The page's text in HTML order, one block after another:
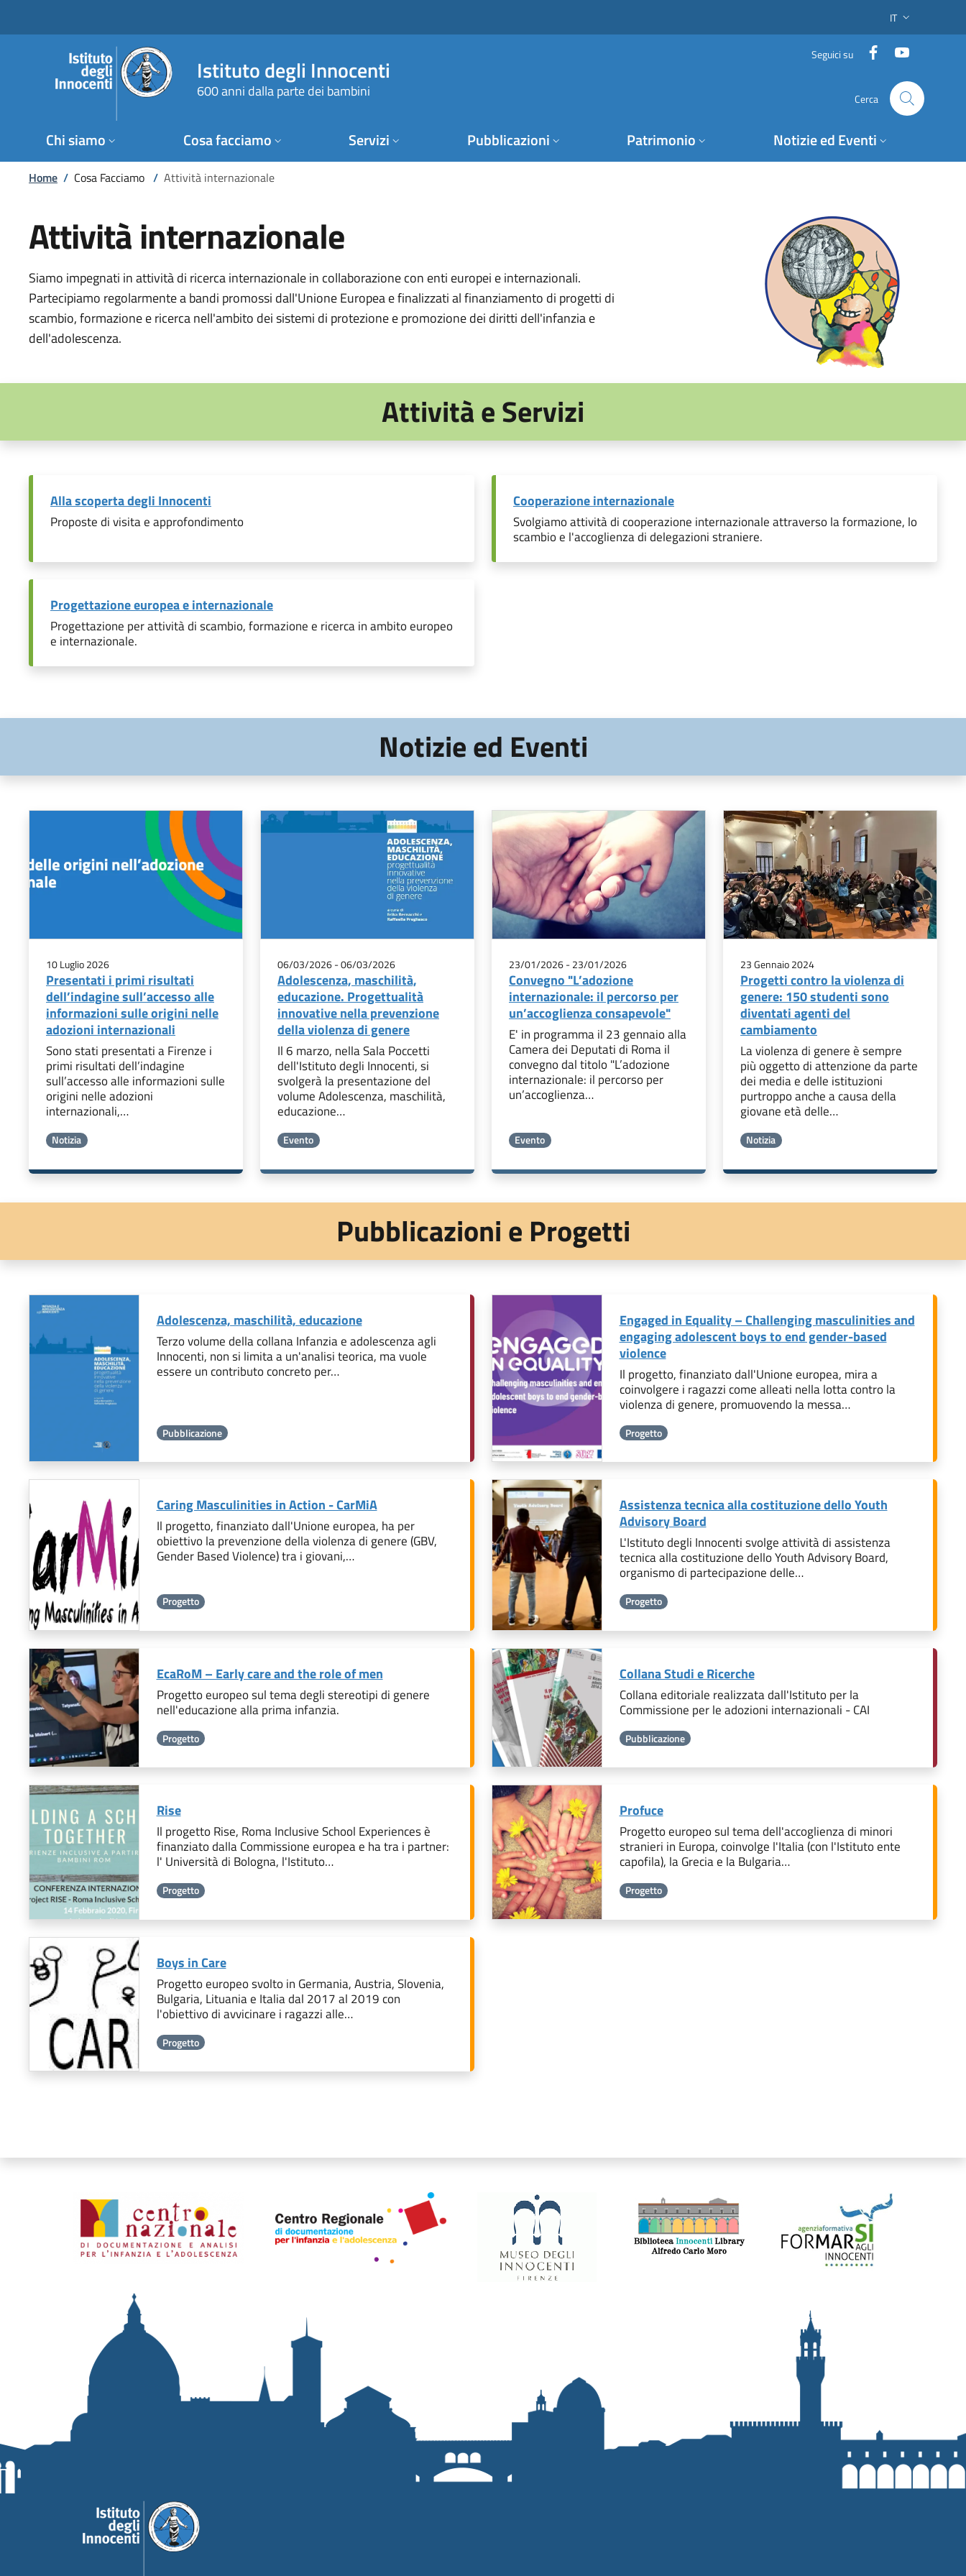
SELETTORE
IT
Istituto degli Innocenti
600 anni dalla parte dei bambini
Seguici su Facebook
Cerca
Chi siamo Cosa facciamo Servizi Pubblicazioni Patrimonio Notizie ed Eventi
Briciole di pane
Home / Cosa Facciamo / Attività internazionale
Attività internazionale
Siamo impegnati in attività di ricerca internazionale in collaborazione con enti europei e internazionali.
Partecipiamo regolarmente a bandi promossi dall'Unione Europea e finalizzati al finanziamento di progetti di
scambio, formazione e ricerca nell'ambito dei sistemi di protezione e promozione dei diritti dell'infanzia e
dell'adolescenza.
Attività e Servizi
Alla scoperta degli Innocenti
Proposte di visita e approfondimento
Cooperazione internazionale
Svolgiamo attività di cooperazione internazionale attraverso la formazione, lo
scambio e l'accoglienza di delegazioni straniere.
Progettazione europea e internazionale
Progettazione per attività di scambio, formazione e ricerca in ambito europeo
e internazionale.
Notizie ed Eventi
10 Luglio 2026
Presentati i primi risultati
dell’indagine sull’accesso alle
informazioni sulle origini nelle
adozioni internazionali
Sono stati presentati a Firenze i
primi risultati dell’indagine
sull’accesso alle informazioni sulle
origini nelle adozioni
internazionali,…
Notizia
06/03/2026-06/03/2026
Adolescenza, maschilità,
educazione. Progettualità
innovative nella prevenzione
della violenza di genere
Il 6 marzo, nella Sala Poccetti
dell'Istituto degli Innocenti, si
svolgerà la presentazione del
volume Adolescenza, maschilità,
educazione…
Evento
23/01/2026-23/01/2026
Convegno "L’adozione
internazionale: il percorso per
un’accoglienza consapevole"
E' in programma il 23 gennaio alla
Camera dei Deputati di Roma il
convegno dal titolo "L’adozione
internazionale: il percorso per
un’accoglienza…
Evento
23 Gennaio 2024
Progetti contro la violenza di
genere: 150 studenti sono
diventati agenti del
cambiamento
La violenza di genere è sempre
più oggetto di attenzione da parte
dei media e delle istituzioni
purtroppo anche a causa della
giovane età delle…
Notizia
Pubblicazioni e Progetti
Adolescenza, maschilità, educazione
Terzo volume della collana Infanzia e adolescenza agli
Innocenti, non si limita a un'analisi teorica, ma vuole
essere un contributo concreto per…
Pubblicazione
Engaged in Equality – Challenging masculinities and
engaging adolescent boys to end gender-based
violence
Il progetto, finanziato dall'Unione europea, mira a
coinvolgere i ragazzi come alleati nella lotta contro la
violenza di genere, promuovendo la messa…
Progetto
Caring Masculinities in Action - CarMiA
Il progetto, finanziato dall'Unione europea, ha per
obiettivo la prevenzione della violenza di genere (GBV,
Gender Based Violence) tra i giovani,…
Progetto
Assistenza tecnica alla costituzione dello Youth
Advisory Board
L'Istituto degli Innocenti svolge attività di assistenza
tecnica alla costituzione dello Youth Advisory Board,
organismo di partecipazione delle…
Progetto
EcaRoM – Early care and the role of men
Progetto europeo sul tema degli stereotipi di genere
nell'educazione alla prima infanzia.
Progetto
Collana Studi e Ricerche
Collana editoriale realizzata dall'Istituto per la
Commissione per le adozioni internazionali - CAI
Pubblicazione
Rise
Il progetto Rise, Roma Inclusive School Experiences è
finanziato dalla Commissione europea e ha tra i partner:
l' Università di Bologna, l'Istituto…
Progetto
Profuce
Progetto europeo sul tema dell'accoglienza di minori
stranieri in Europa, coinvolge l'Italia (con l'Istituto ente
capofila), la Grecia e la Bulgaria…
Progetto
Boys in Care
Progetto europeo svolto in Germania, Austria, Slovenia,
Bulgaria, Lituania e Italia dal 2017 al 2019 con
l'obiettivo di avvicinare i ragazzi alle…
Progetto
Organismi collegati